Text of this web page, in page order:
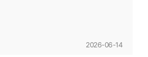
2026-06-14